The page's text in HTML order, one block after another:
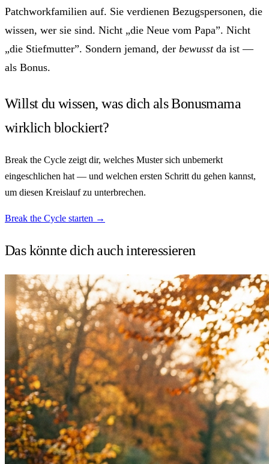
Patchworkfamilien auf. Sie verdienen Bezugspersonen, die
wissen, wer sie sind. Nicht „die Neue vom Papa”. Nicht
„die Stiefmutter”. Sondern jemand, der bewusstda ist —
als Bonus.
Willst du wissen, was dich als Bonusmama
wirklich blockiert?
Break the Cycle zeigt dir, welches Muster sich unbemerkt
eingeschlichen hat — und welchen ersten Schritt du gehen kannst,
um diesen Kreislauf zu unterbrechen.
Break the Cycle starten →
Das könnte dich auchinteressieren